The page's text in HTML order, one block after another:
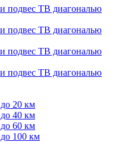
подвес ТВ диагональю
подвес ТВ диагональю
подвес ТВ диагональю
подвес ТВ диагональю
до 20 км
до 40 км
до 60 км
до 100 км